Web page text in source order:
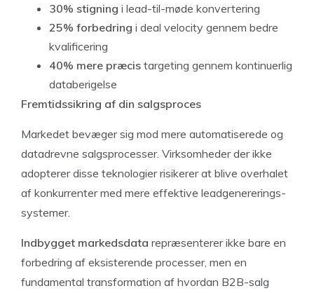
30% stigning i lead-til-møde konvertering
25% forbedring i deal velocity gennem bedre
kvalificering
40% mere præcis targeting gennem kontinuerlig
databerigelse
Fremtidssikring af din salgsproces
Markedet bevæger sig mod mere automatiserede og
datadrevne salgsprocesser. Virksomheder der ikke
adopterer disse teknologier risikerer at blive overhalet
af konkurrenter med mere effektive leadgenererings-
systemer.
Indbygget markedsdata repræsenterer ikke bare en
forbedring af eksisterende processer, men en
fundamental transformation af hvordan B2B-salg